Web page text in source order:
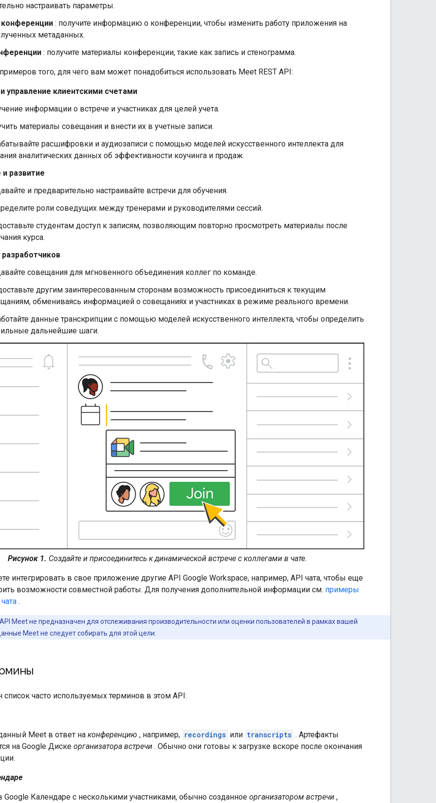
настраивать параметры.
конференции : получите информацию о конференции, чтобы изменить работу приложения на
метаданных.
: получите материалы конференции, такие как запись и стенограмма.
примеров того, для чего вам может понадобиться использовать Meet REST API:
управление клиентскими счетами
информации о встрече и участниках для целей учета.
материалы совещания и внести их в учетные записи.
расшифровки и аудиозаписи с помощью моделей искусственного интеллекта для
аналитических данных об эффективности коучинга и продаж.
и развитие
и предварительно настраивайте встречи для обучения.
роли соведущих между тренерами и руководителями сессий.
студентам доступ к записям, позволяющим повторно просмотреть материалы после
курса.
разработчиков
совещания для мгновенного объединения коллег по команде.
другим заинтересованным сторонам возможность присоединиться к текущим
обмениваясь информацией о совещаниях и участниках в режиме реального времени.
данные транскрипции с помощью моделей искусственного интеллекта, чтобы определить
дальнейшие шаги.
Рисунок 1. Создайте и присоединитесь к динамической встрече с коллегами в чате.
интегрировать в свое приложение другие API Google Workspace, например, API чата, чтобы еще
возможности совместной работы. Для получения дополнительной информации см. примеры
.
API Meet не предназначен для отслеживания производительности или оценки пользователей в рамках вашей
Meet не следует собирать для этой цели.
список часто используемых терминов в этом API:
Meet в ответ на конференцию , например, recordings или transcripts . Артефакты
на Google Диске организатора встречи . Обычно они готовы к загрузке вскоре после окончания
Google Календаре с несколькими участниками, обычно созданное организатором встречи ,